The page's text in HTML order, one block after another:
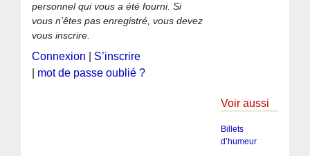
personnel qui vous a été fourni. Si
vous n’êtes pas enregistré, vous devez
vous inscrire.
Connexion
S’inscrire
mot de passe oublié ?
Voir aussi
Billets
d’humeur